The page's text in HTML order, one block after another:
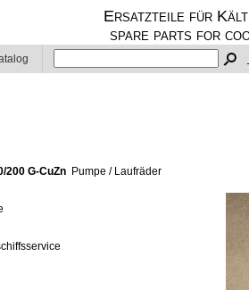
Ersatzteile für
spare parts for
200 G-CuZnPumpe / Laufräder